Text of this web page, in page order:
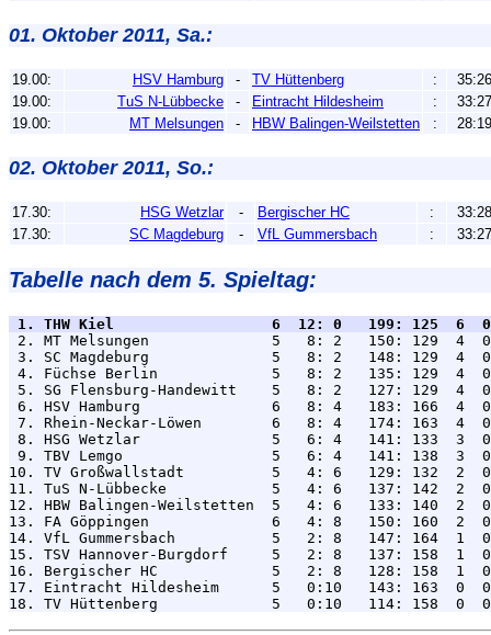
01. Oktober 2011, Sa.:
19.00: HSV Hamburg - TV Hüttenberg :
35:26
19.00:
TuS N-Lübbecke - Eintracht Hildesheim :
33:27
19.00:
MT Melsungen - HBW Balingen-Weilstetten : 28:19
02. Oktober 2011, So.:
17.30: HSG Wetzlar - Bergischer HC :
33:28
17.30:
SC Magdeburg - VfL Gummersbach : 33:27
Tabelle nach dem 5. Spieltag:
1. THW Kiel                  6  12: 0   199: 125  6
2. MT Melsungen              5   8: 2   150: 129  4
3. SC Magdeburg              5   8: 2   148: 129  4
4. Füchse Berlin             5   8: 2   135: 129  4
5. SG Flensburg-Handewitt    5   8: 2   127: 129  4
6. HSV Hamburg               6   8: 4   183: 166  4
7. Rhein-Neckar-Löwen        6   8: 4   174: 163  4
8. HSG Wetzlar               5   6: 4   141: 133  3
9. TBV Lemgo                 5   6: 4   141: 138  3
10. TV Großwallstadt          5   4: 6   129: 132  2
11. TuS N-Lübbecke            5   4: 6   137: 142  2
12. HBW Balingen-Weilstetten  5   4: 6   133: 140  2
13. FA Göppingen              6   4: 8   150: 160  2
14. VfL Gummersbach           5   2: 8   147: 164  1
15. TSV Hannover-Burgdorf     5   2: 8   137: 158  1
16. Bergischer HC             5   2: 8   128: 158  1
17. Eintracht Hildesheim      5   0:10   143: 163  0